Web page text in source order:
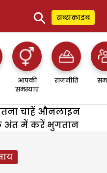
⚲ सब्सक्राइब
आपकी
समस्याएं
राजनीति
चाहें औनलाइन
अंत में करें भुगतान